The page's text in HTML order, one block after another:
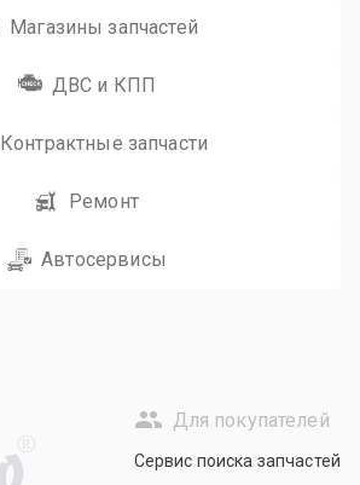
Магазины запчастей
ДВС и КПП
Контрактные запчасти
Ремонт
Автосервисы
R
Для покупателей
Сервис поиска запчастей